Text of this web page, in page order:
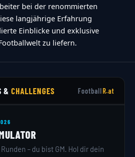
Umfrage
started":"Diese Umfrage
Stimmen","already-voted-
Antwort
answers-
Auswahl(en)
required":"Du kannst
bei der renommierten
langjährige Erfahrung
Einblicke und exklusive
zu liefern.
&CHALLENGES FootballR.at
Runden – du bist GM. Hol dir dein